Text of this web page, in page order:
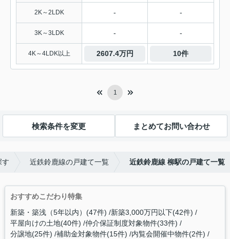
2K～2LDK - -
3K～3LDK - -
4K～4LDK以上 2607.4万円 10件
1
検索条件を変更 まとめてお問い合わせ
す 近鉄鈴鹿線の戸建て一覧 近鉄鈴鹿線 柳駅の戸建て一覧
おすすめこだわり特集
新築・築浅（5年以内）(47件) 新築3,000万円以下(42件)
平屋向けの土地(40件) 仲介保証制度対象物件(33件)
分譲地(25件) 補助金対象物件(15件) 内覧会開催中物件(2件)